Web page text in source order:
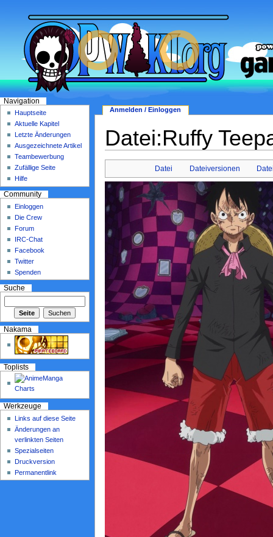
Datei:Ruffy
Datei Dateiversionen
Anmelden / Einloggen
Navigation
Hauptseite
Aktuelle Kapitel
Letzte Änderungen
Ausgezeichnete Artikel
Teambewerbung
Zufällige Seite
Hilfe
Community
Einloggen
Die Crew
Forum
IRC-Chat
Facebook
Twitter
Spenden
Suche
Nakama
Toplists
Werkzeuge
Links auf diese Seite
Änderungen an
verlinkten Seiten
Spezialseiten
Druckversion
Permanentlink